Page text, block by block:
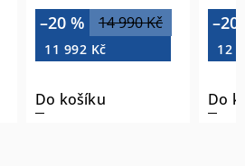
14 990 Kč
–20 %
11 992 Kč
Do košíku
–20
12
Do